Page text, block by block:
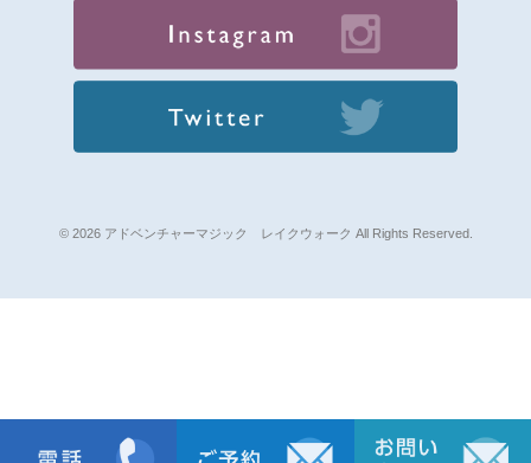
© 2026 アドベンチャーマジック レイクウォーク All Rights Reserved.